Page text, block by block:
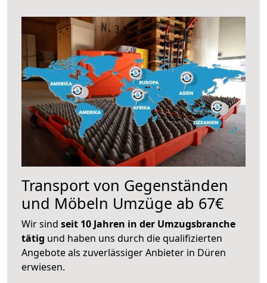
Transport von Gegenständen
und Möbeln Umzüge ab 67€
Wir sind seit 10 Jahren in der Umzugsbranche
tätig und haben uns durch die qualifizierten
Angebote als zuverlässiger Anbieter in Düren
erwiesen.